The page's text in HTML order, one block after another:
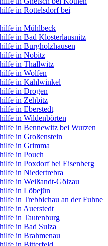
in Rottelsdorf bei
in Mühlbeck
in Bad Klosterlausnitz
in Burgholzhausen
in Nobitz
in Thallwitz
in Wolfen
in Kahlwinkel
in Drogen
in Zehbitz
in Eberstedt
in Wildenbörten
in Bennewitz bei Wurzen
in Großenstein
in Grimma
in Pouch
in Poxdorf bei Eisenberg
in Niedertrebra
in Weißandt-Gölzau
in Löbejün
in Trebbichau an der Fuhne
in Auerstedt
in Tautenburg
in Bad Sulza
in Brahmenau